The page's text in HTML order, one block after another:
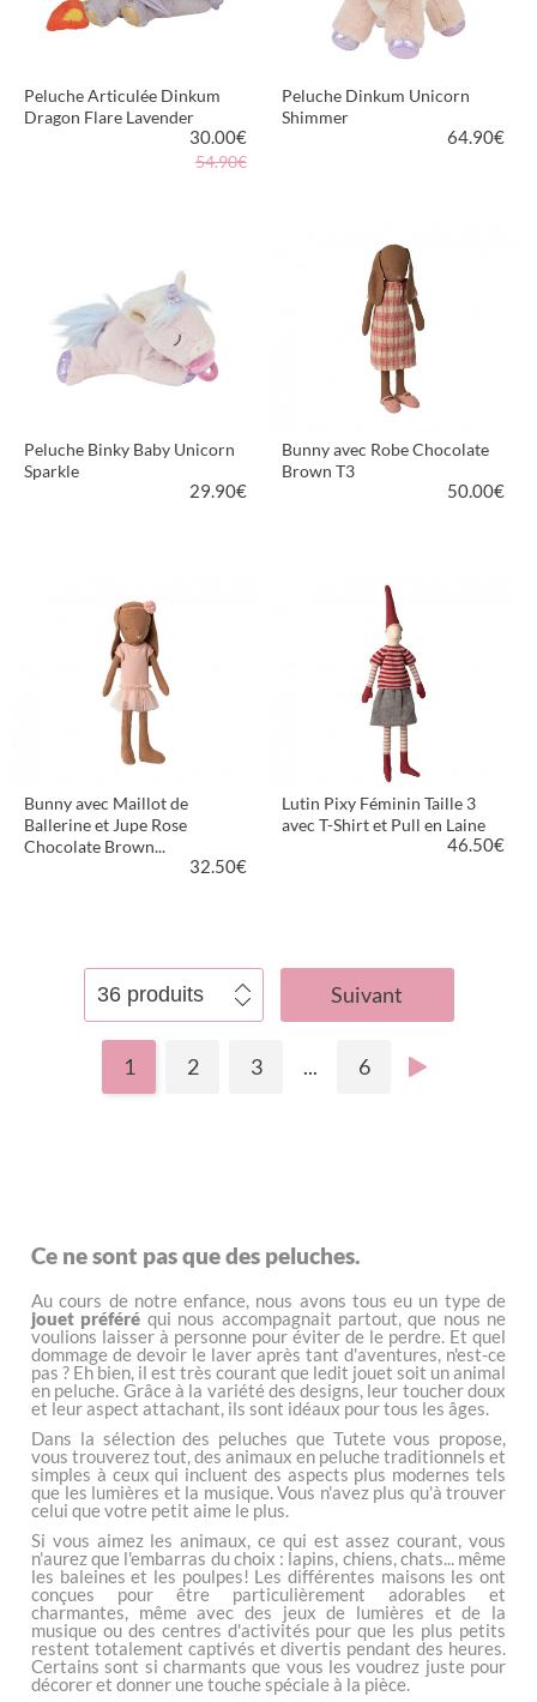
Peluche Articulée Dinkum
Dragon Flare Lavender
30.00€
54.90€
Peluche Dinkum Unicorn
Shimmer
64.90€
Peluche Binky Baby Unicorn
Sparkle
29.90€
Bunny avec Robe Chocolate
Brown T3
50.00€
VOIR LE PRODUIT
Bunny avec Maillot de
Ballerine et Jupe Rose
Chocolate Brown...
32.50€
Lutin Pixy Féminin Taille 3
avec T-Shirt et Pull en Laine
46.50€
Suivant
1 2 3 ... 6
Ce ne sont pas que des peluches.
Au cours de notre enfance, nous avons tous eu un type de
jouet préféré qui nous accompagnait partout, que nous ne
voulions laisser à personne pour éviter de le perdre. Et quel
dommage de devoir le laver après tant d'aventures, n'est-ce
pas ? Eh bien, il est très courant que ledit jouet soit un animal
en peluche. Grâce à la variété des designs, leur toucher doux
et leur aspect attachant, ils sont idéaux pour tous les âges.
Dans la sélection des peluches que Tutete vous propose,
vous trouverez tout, des animaux en peluche traditionnels et
simples à ceux qui incluent des aspects plus modernes tels
que les lumières et la musique. Vous n'avez plus qu'à trouver
celui que votre petit aime le plus.
Si vous aimez les animaux, ce qui est assez courant, vous
n'aurez que l'embarras du choix : lapins, chiens, chats... même
les baleines et les poulpes! Les différentes maisons les ont
conçues pour être particulièrement adorables et
charmantes, même avec des jeux de lumières et de la
musique ou des centres d'activités pour que les plus petits
restent totalement captivés et divertis pendant des heures.
Certains sont si charmants que vous les voudrez juste pour
décorer et donner une touche spéciale à la pièce.